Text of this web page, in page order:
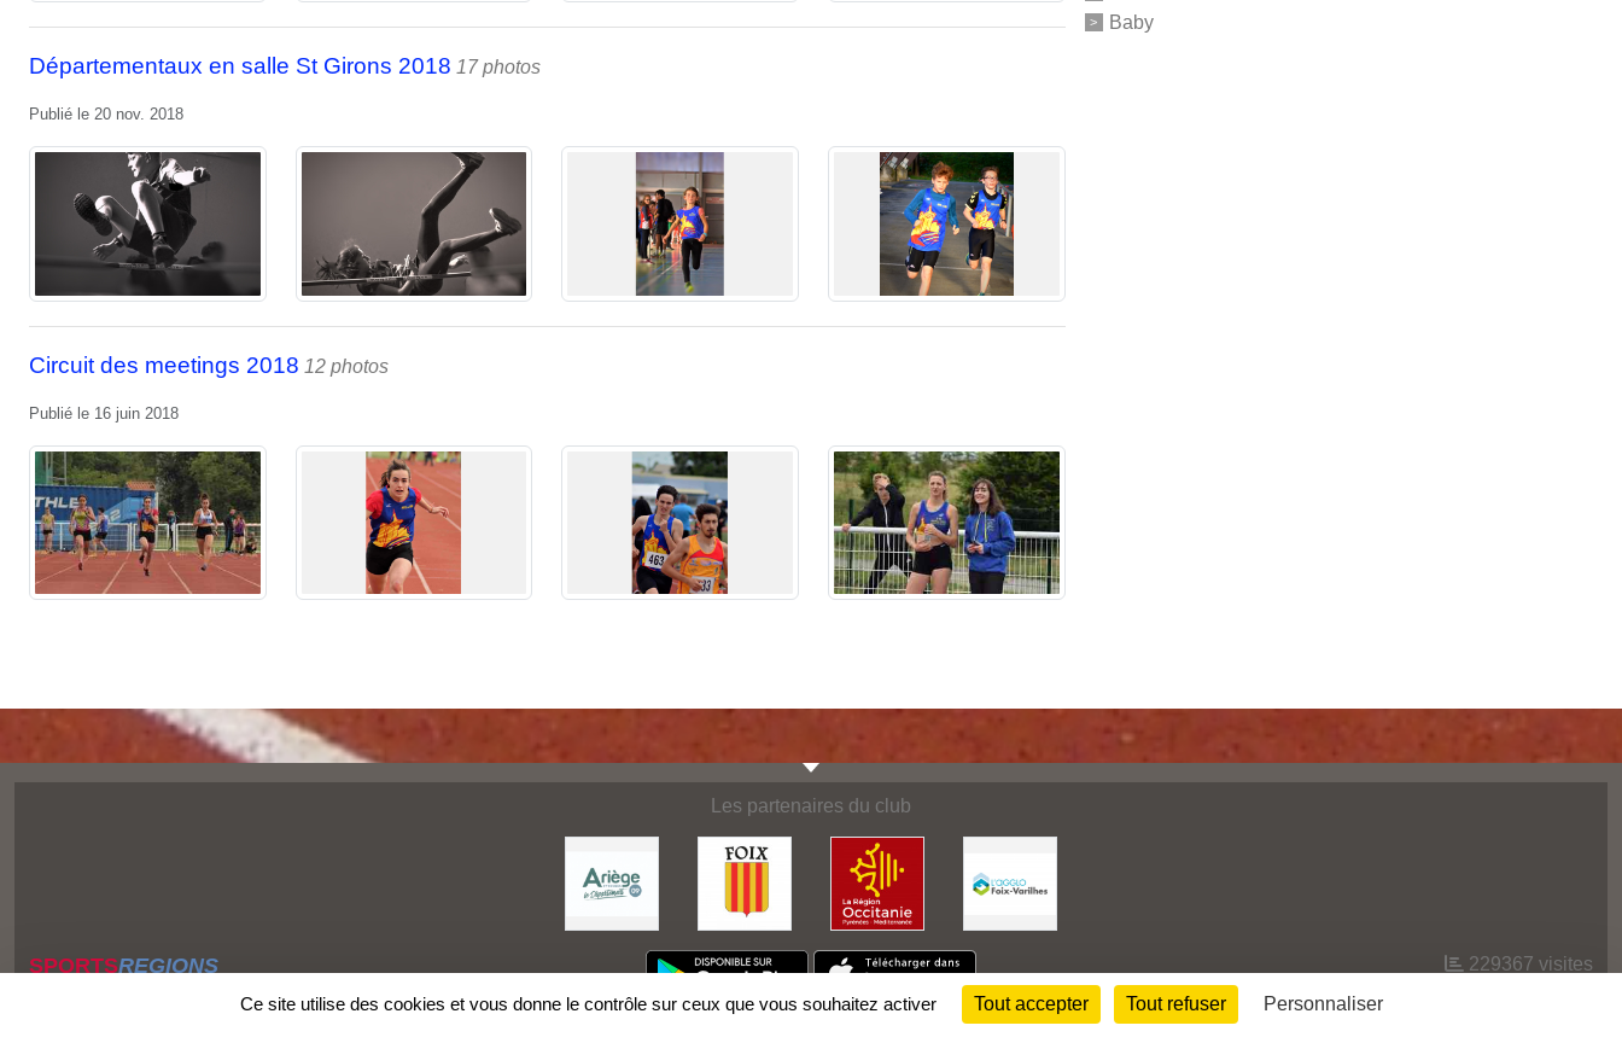
Départementaux en salle St Girons 2018 17 photos
Publié le 20 nov. 2018
Circuit des meetings 2018 12 photos
Publié le 16 juin 2018
Baby
Les partenaires du club
SPORTSREGIONS 229367 visites
Ce site utilise des cookies et vous donne le contrôle sur ceux que vous souhaitez activer Tout accepter Tout refuser Personnaliser